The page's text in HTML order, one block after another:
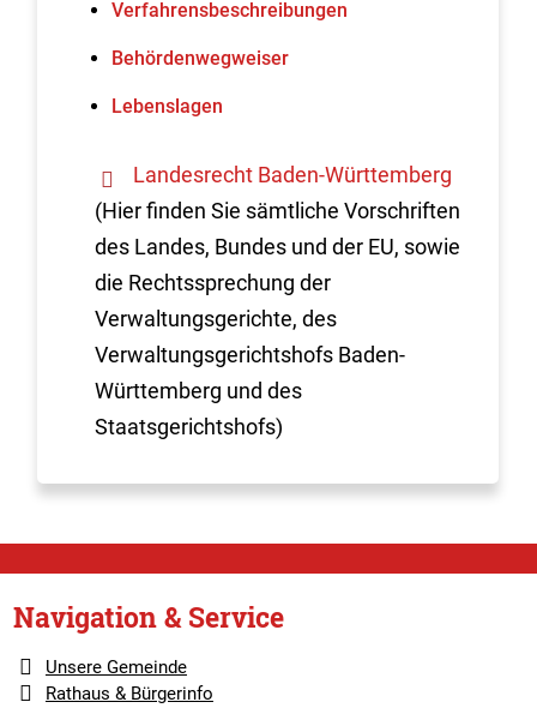
Verfahrens­beschreibungen
Behördenwegweiser
Lebenslagen
Landesrecht Baden-Württemberg
(Hier finden Sie sämtliche Vorschriften
des Landes, Bundes und der EU, sowie
die Rechtssprechung der
Verwaltungsgerichte, des
Verwaltungsgerichtshofs Baden-
Württemberg und des
Staatsgerichtshofs)
Navigation & Service
Unsere Gemeinde
Rathaus & Bürgerinfo